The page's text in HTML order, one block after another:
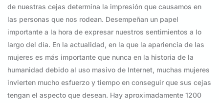
de nuestras cejas determina la impresión que causamos en
las personas que nos rodean. Desempeñan un papel
importante a la hora de expresar nuestros sentimientos a lo
largo del día. En la actualidad, en la que la apariencia de las
mujeres es más importante que nunca en la historia de la
humanidad debido al uso masivo de Internet, muchas mujeres
invierten mucho esfuerzo y tiempo en conseguir que sus cejas
tengan el aspecto que desean. Hay aproximadamente 1200